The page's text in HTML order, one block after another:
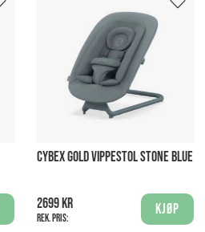
CYBEX GOLD VIPPESTOL STONE BLUE
2699 kr
Rek. pris:
Kjøp